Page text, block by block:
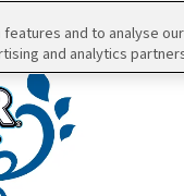
and to analyse
and analytics